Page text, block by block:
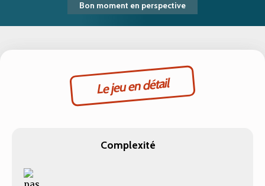
Bon moment en perspective
Le jeu en détail
Complexité